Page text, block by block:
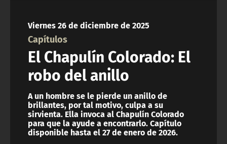
Viernes 26 de diciembre de 2025
Capítulos
El Chapulín Colorado: El
robo del anillo
A un hombre se le pierde un anillo de
brillantes, por tal motivo, culpa a su
sirvienta. Ella invoca al Chapulín Colorado
para que la ayude a encontrarlo. Capítulo
disponible hasta el 27 de enero de 2026.